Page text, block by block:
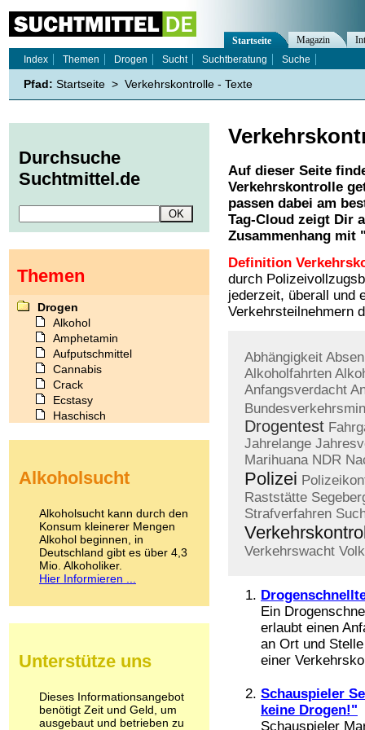
Auf dieser Seite
Verkehrskontrolle
passen dabei am
Tag-Cloud zeigt Dir
Zusammenhang mit
Definition
durch
jederzeit, überall und
Verkehrsteilnehmern
Abhängigkeit
Alkoholfahrten
Anfangsverdacht
Drogentest
Jahrelange
Marihuana NDR
Polizei
Raststätte
Strafverfahren
Verkehrswacht
Ein
erlaubt einen
an Ort und
einer
Schauspieler
keine Drogen!"
Schauspieler
Startseite Magazin
Index
Themen Drogen Sucht Suchtberatung Suche
Pfad: Startseite > Verkehrskontrolle - Texte
Durchsuche
Suchtmittel.de
Themen
Drogen
Alkohol
Amphetamin
Aufputschmittel
Cannabis
Crack
Ecstasy
Haschisch
Kokain
LSD
Marihuana
Medikamente
Meskalin
Metamphetamin
Methadon
Pilze
Psychopharmaka
Schlafmittel
Schmerzmittel
Alkoholsucht
Alkoholsucht kann durch den
Konsum kleinerer Mengen
Alkohol beginnen, in
Deutschland gibt es über 4,3
Mio. Alkoholiker.
Hier Informieren ...
Unterstütze uns
Dieses Informationsangebot
benötigt Zeit und Geld, um
ausgebaut und betrieben zu